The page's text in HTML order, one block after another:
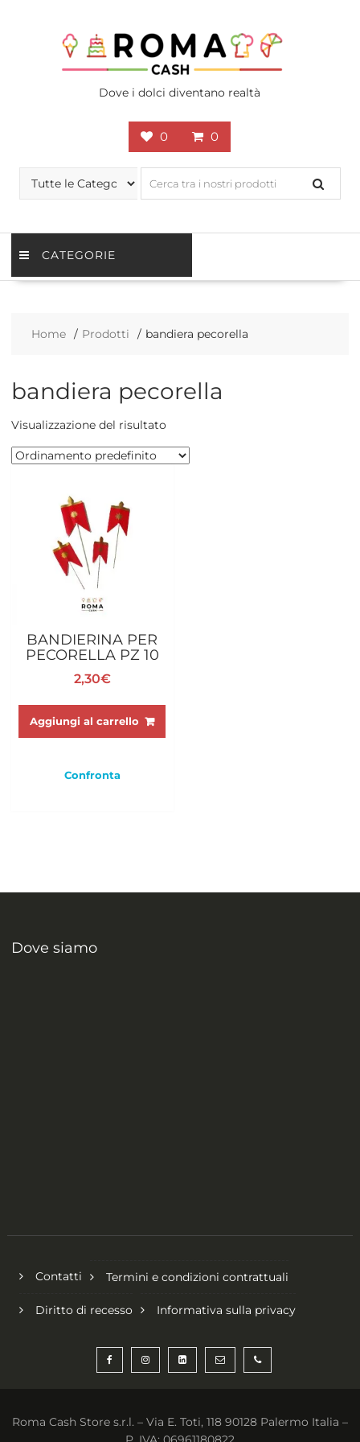
Dove i dolci diventano realtà
0 0
CATEGORIE
Home Prodotti bandiera pecorella
bandiera pecorella
Visualizzazione del risultato
BANDIERINA PER
PECORELLA PZ 10
2,30€
Aggiungi al carrello
Confronta
Dove siamo
Contatti Termini e condizioni contrattuali
Diritto di recesso Informativa sulla privacy
Roma Cash Store s.r.l. – Via E. Toti, 118 90128 Palermo Italia –